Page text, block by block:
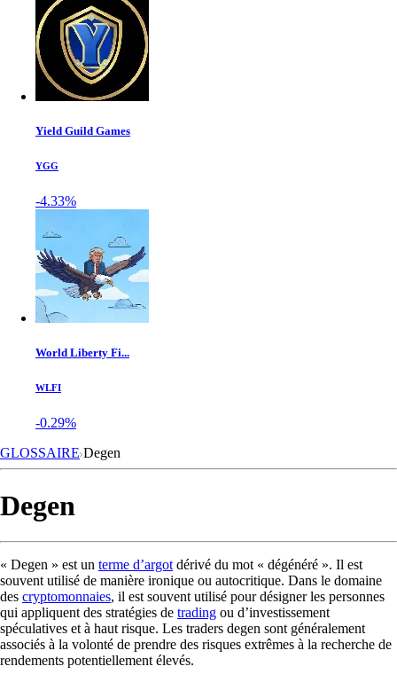
Yield Guild Games
YGG
-4.33%
World Liberty Fi...
WLFI
-0.29%
GLOSSAIRE Degen
Degen
« Degen » est un terme d’argot dérivé du mot « dégénéré ». Il est
souvent utilisé de manière ironique ou autocritique. Dans le domaine
des cryptomonnaies, il est souvent utilisé pour désigner les personnes
qui appliquent des stratégies de trading ou d’investissement
spéculatives et à haut risque. Les traders degen sont généralement
associés à la volonté de prendre des risques extrêmes à la recherche de
rendements potentiellement élevés.